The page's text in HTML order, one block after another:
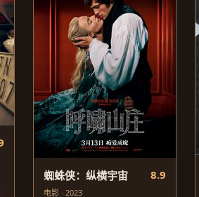
蜘蛛侠：纵横宇宙 8.9
电影 · 2023